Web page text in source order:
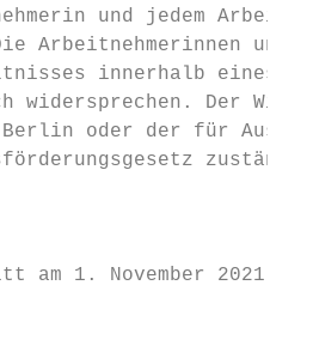
und jedem
Arbeitnehmerinnen und
innerhalb eines
Der
Berlin oder der für
am 1. November 2021